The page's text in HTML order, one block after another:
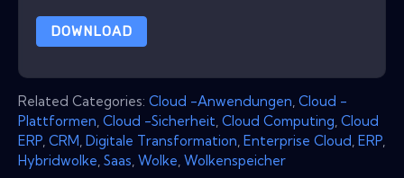
DOWNLOAD
Related Categories: Cloud -Anwendungen Cloud -
Plattformen Cloud -Sicherheit Cloud Computing Cloud
ERP CRM Digitale Transformation Enterprise Cloud ERP
Hybridwolke Saas Wolke Wolkenspeicher